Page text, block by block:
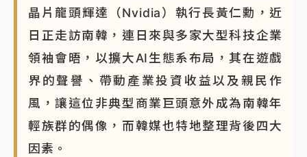
晶片龍頭輝達（Nvidia）執行長黃仁勳，近
日正走訪南韓，連日來與多家大型科技企業
領袖會晤，以擴大AI生態系布局，其在遊戲
界的聲譽、帶動產業投資收益以及親民作
風，讓這位非典型商業巨頭意外成為南韓年
輕族群的偶像，而韓媒也特地整理背後四大
因素。